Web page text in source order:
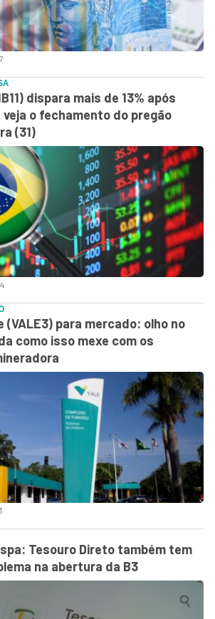
dispara mais de 13% após
veja o fechamento do pregão
(31)
(VALE3) para mercado: olho no
como isso mexe com os
Tesouro Direto também tem
na abertura da B3